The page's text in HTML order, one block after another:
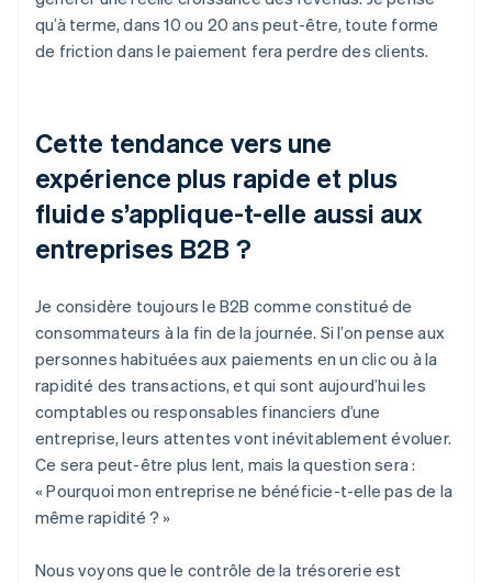
qu’à terme, dans 10 ou 20 ans peut-être, toute forme
de friction dans le paiement fera perdre des clients.
Cette tendance vers une
expérience plus rapide et plus
fluide s’applique-t-elle aussi aux
entreprises B2B ?
Je considère toujours le B2B comme constitué de
consommateurs à la fin de la journée. Si l’on pense aux
personnes habituées aux paiements en un clic ou à la
rapidité des transactions, et qui sont aujourd’hui les
comptables ou responsables financiers d’une
entreprise, leurs attentes vont inévitablement évoluer.
Ce sera peut-être plus lent, mais la question sera :
« Pourquoi mon entreprise ne bénéficie-t-elle pas de la
même rapidité ? »
Nous voyons que le contrôle de la trésorerie est